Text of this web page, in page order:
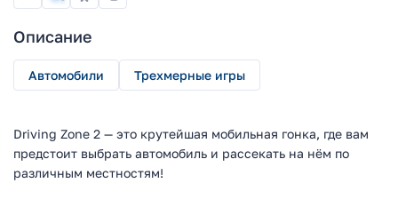
Описание
Автомобили Трехмерные игры
Driving Zone 2 — это крутейшая мобильная гонка, где вам
предстоит выбрать автомобиль и рассекать на нём по
различным местностям!